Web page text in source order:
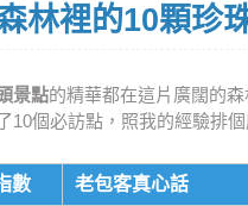
林裡的10顆珍
景點的精華都在這片廣闊的
10個必訪點，照我的經驗排
數 老包客真心話